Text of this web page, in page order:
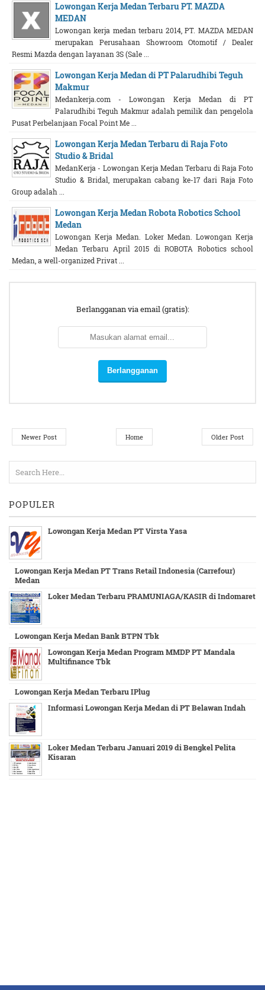
Lowongan Kerja Medan Terbaru PT. MAZDA
MEDAN
Lowongan kerja medan terbaru 2014, PT. MAZDA MEDAN
merupakan Perusahaan Showroom Otomotif / Dealer
Resmi Mazda dengan layanan 3S (Sale ...
Lowongan Kerja Medan di PT Palarudhibi Teguh
Makmur
Medankerja.com - Lowongan Kerja Medan di PT
Palarudhibi Teguh Makmur adalah pemilik dan pengelola
Pusat Perbelanjaan Focal Point Me ...
Lowongan Kerja Medan Terbaru di Raja Foto
Studio & Bridal
MedanKerja - Lowongan Kerja Medan Terbaru di Raja Foto
Studio & Bridal, merupakan cabang ke-17 dari Raja Foto
Group adalah ...
Lowongan Kerja Medan Robota Robotics School
Medan
Lowongan Kerja Medan. Loker Medan. Lowongan Kerja
Medan Terbaru April 2015 di ROBOTA Robotics school
Medan, a well-organized Privat ...
Berlangganan via email (gratis):
Newer Post Older Post
Home
POPULER
Lowongan Kerja Medan PT Virsta Yasa
Lowongan Kerja Medan PT Trans Retail Indonesia (Carrefour)
Medan
Loker Medan Terbaru PRAMUNIAGA/KASIR di Indomaret
Lowongan Kerja Medan Bank BTPN Tbk
Lowongan Kerja Medan Program MMDP PT Mandala
Multifinance Tbk
Lowongan Kerja Medan Terbaru IPlug
Informasi Lowongan Kerja Medan di PT Belawan Indah
Loker Medan Terbaru Januari 2019 di Bengkel Pelita
Kisaran